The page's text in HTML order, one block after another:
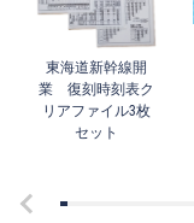
東海道新幹線開
業 復刻時刻表ク
リアファイル3枚
セット